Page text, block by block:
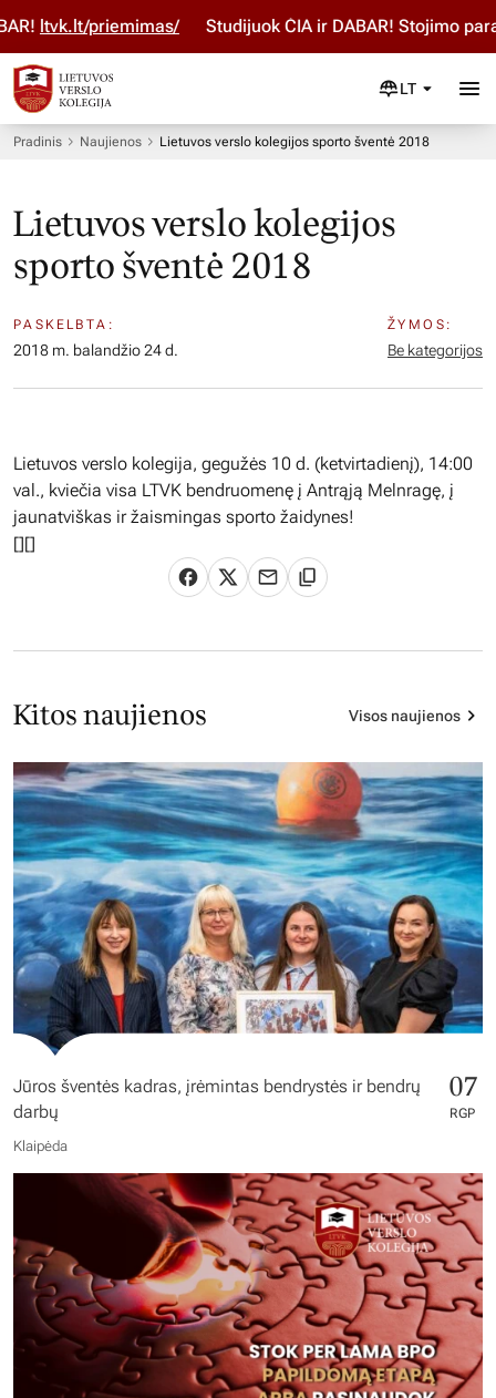
ltvk.lt/priemimas/ Studijuok ČIA ir DABAR! Stojimo
LT
Pradinis Naujienos Lietuvos verslo kolegijos sporto šventė 2018
Lietuvos verslo kolegijos
sporto šventė 2018
PASKELBTA:
2018 m. balandžio 24 d.
ŽYMOS:
Be kategorijos
Lietuvos verslo kolegija, gegužės 10 d. (ketvirtadienį), 14:00
val., kviečia visa LTVK bendruomenę į Antrąją Melnragę, į
jaunatviškas ir žaismingas sporto žaidynes!
[][]
Kitos naujienos Visos naujienos
Jūros šventės kadras, įrėmintas bendrystės ir bendrų
darbų
07
RGP
Klaipėda